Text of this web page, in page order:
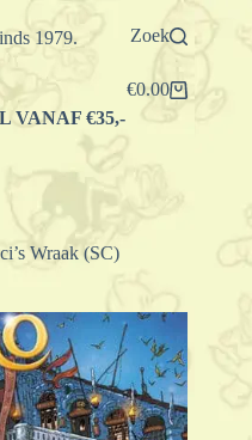
1979. Zoek
Winkelwagen
€0.00
VANAF €35,-
Wraak (SC)